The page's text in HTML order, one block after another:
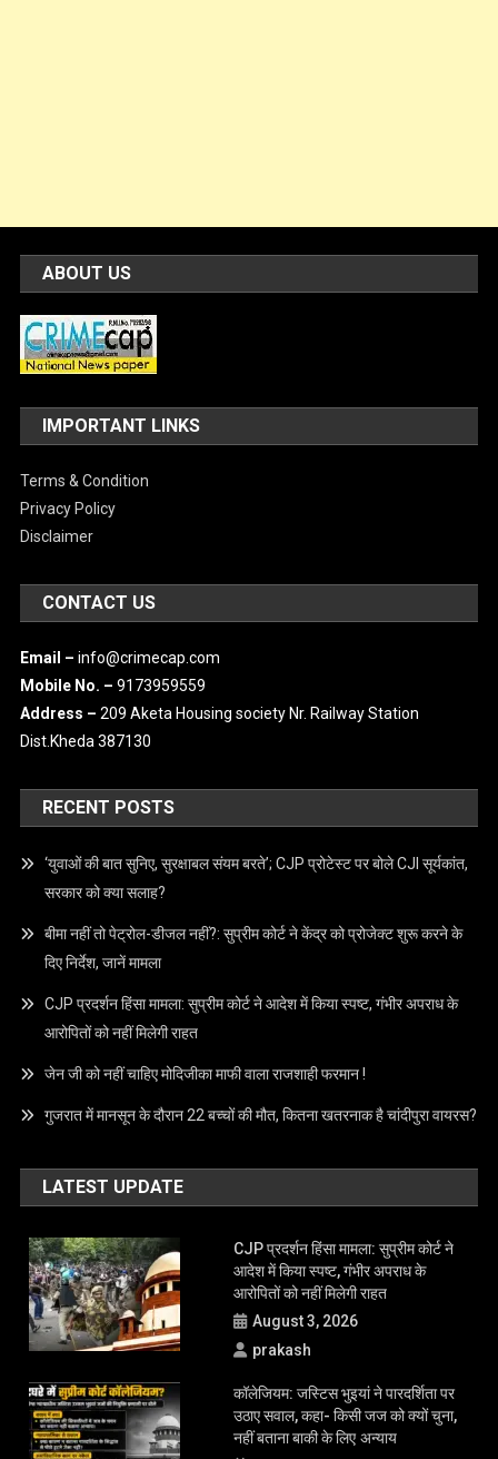
ABOUT US
IMPORTANT LINKS
Terms & Condition
Privacy Policy
Disclaimer
CONTACT US
Email –info@crimecap.com
Mobile No. – 9173959559
Address –209 Aketa Housing society Nr. Railway Station
Dist.Kheda 387130
RECENT POSTS
‘युवाओं की बात सुनिए, सुरक्षाबल संयम बरते’; CJP प्रोटेस्ट पर बोले CJI सूर्यकांत,
सरकार को क्या सलाह?
बीमा नहीं तो पेट्रोल-डीजल नहीं?: सुप्रीम कोर्ट ने केंद्र को प्रोजेक्ट शुरू करने के
दिए निर्देश, जानें मामला
CJP प्रदर्शन हिंसा मामला: सुप्रीम कोर्ट ने आदेश में किया स्पष्ट, गंभीर अपराध के
आरोपितों को नहीं मिलेगी राहत
जेन जी को नहीं चाहिए मोदिजीका माफी वाला राजशाही फरमान !
गुजरात में मानसून के दौरान 22 बच्चों की मौत, कितना खतरनाक है चांदीपुरा वायरस?
LATEST UPDATE
CJP प्रदर्शन हिंसा मामला: सुप्रीम कोर्ट ने
आदेश में किया स्पष्ट, गंभीर अपराध के
आरोपितों को नहीं मिलेगी राहत
August 3, 2026
prakash
कॉलेजियम: जस्टिस भुइयां ने पारदर्शिता पर
उठाए सवाल, कहा- किसी जज को क्यों चुना,
नहीं बताना बाकी के लिए अन्याय